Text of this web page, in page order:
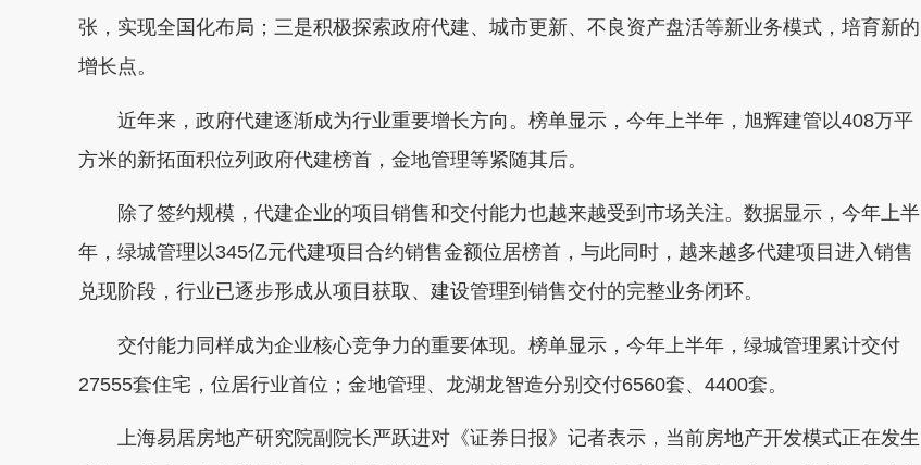
张，实现全国化布局；三是积极探索政府代建、城市更新、不良资产盘活等新业务模式，培育新的
增长点。
近年来，政府代建逐渐成为行业重要增长方向。榜单显示，今年上半年，旭辉建管以408万平
方米的新拓面积位列政府代建榜首，金地管理等紧随其后。
除了签约规模，代建企业的项目销售和交付能力也越来越受到市场关注。数据显示，今年上半
年，绿城管理以345亿元代建项目合约销售金额位居榜首，与此同时，越来越多代建项目进入销售
兑现阶段，行业已逐步形成从项目获取、建设管理到销售交付的完整业务闭环。
交付能力同样成为企业核心竞争力的重要体现。榜单显示，今年上半年，绿城管理累计交付
27555套住宅，位居行业首位；金地管理、龙湖龙智造分别交付6560套、4400套。
上海易居房地产研究院副院长严跃进对《证券日报》记者表示，当前房地产开发模式正在发生